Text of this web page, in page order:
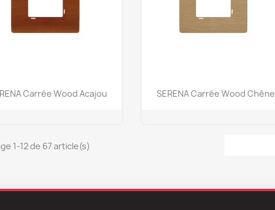
Aperçu rapide
Carrée Wood Acajou Aperçu rapide
SERENA Carrée Wood Chêne
1-12 de 67 article(s)